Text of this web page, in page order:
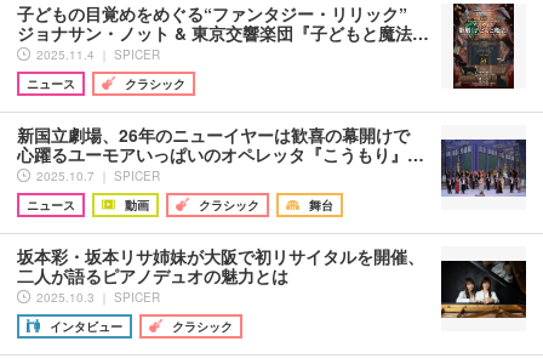
子どもの目覚めをめぐる“ファンタジー・リリック”
ジョナサン・ノット & 東京交響楽団『子どもと魔法…
2025.11.4 ｜ SPICER
ニュース
クラシック
新国立劇場、26年のニューイヤーは歓喜の幕開けで
心躍るユーモアいっぱいのオペレッタ『こうもり』…
2025.10.7 ｜ SPICER
ニュース
動画 クラシック 舞台
坂本彩・坂本リサ姉妹が大阪で初リサイタルを開催、
二人が語るピアノデュオの魅力とは
2025.10.3 ｜ SPICER
インタビュー
クラシック